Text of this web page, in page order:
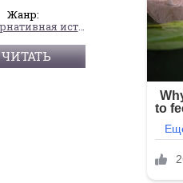
Жанр:
Альтернативная история
ЧИТАТЬ